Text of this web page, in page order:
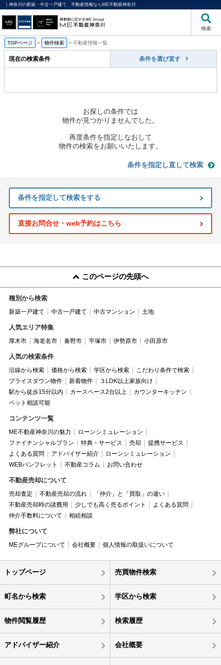
｜神奈川の新築・中古一戸建て、不動産情報ならME不動産神奈川
検索
TOPページ > 物件検索 > 不動産情報一覧
現在の検索条件 条件を選び直す
お探しの条件では
物件が見つかりませんでした。
再度条件を指定しなおして
物件の検索をお願いいたします。
条件を指定し直して検索
条件を指定して検索をする
直接お問合せ・web予約はこちら
このページの先頭へ
種別から検索
新築一戸建て 中古一戸建て 中古マンション 土地
人気エリア特集
厚木市 海老名市 秦野市 平塚市 伊勢原市 小田原市
人気の検索条件
沿線から検索 価格から検索 学区から検索
こだわり条件で検索
プライスダウン物件
新着物件
３LDK以上家族向け
駅から徒歩15分以内
カースペース2台以上
カウンターキッチン
ペット相談可能
コンテンツ一覧
ME不動産神奈川の魅力
ローンシミュレーション
ファイナンシャルプラン
特典・サービス 売却
提携サービス
よくある質問
アドバイザー紹介
ローンシミュレーション
WEBパンフレット
不動産コラム お問い合わせ
不動産売却について
売却査定 不動産売却の流れ
「仲介」と「買取」の違い
不動産売却時の諸費用
少しでも高く売るポイント
よくある質問
仲介手数料について
相続相談
弊社について
MEグループについて 会社概要 個人情報の取扱いについて
トップページ 売買物件検索
町名から検索 学区から検索
物件閲覧履歴 検索履歴
アドバイザー紹介 会社概要